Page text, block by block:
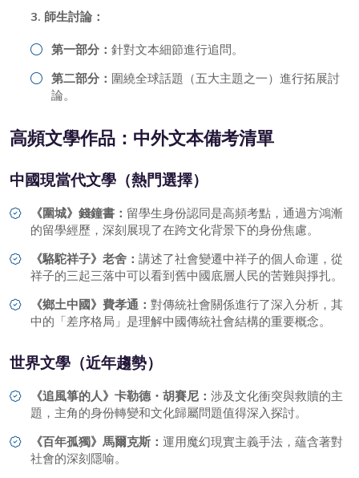
3. 師生討論：
第一部分： 針對文本細節進行追問。
第二部分： 圍繞全球話題（五大主題之一）進行拓展討
論。
高頻文學作品：中外文本備考清單
中國現當代文學（熱門選擇）
《圍城》錢鐘書： 留學生身份認同是高頻考點，通過方鴻漸
的留學經歷，深刻展現了在跨文化背景下的身份焦慮。
《駱駝祥子》老舍： 講述了社會變遷中祥子的個人命運，從
祥子的三起三落中可以看到舊中國底層人民的苦難與掙扎。
《鄉土中國》費孝通： 對傳統社會關係進行了深入分析，其
中的「差序格局」是理解中國傳統社會結構的重要概念。
世界文學（近年趨勢）
《追風箏的人》卡勒德・胡賽尼： 涉及文化衝突與救贖的主
題，主角的身份轉變和文化歸屬問題值得深入探討。
《百年孤獨》馬爾克斯： 運用魔幻現實主義手法，蘊含著對
社會的深刻隱喻。